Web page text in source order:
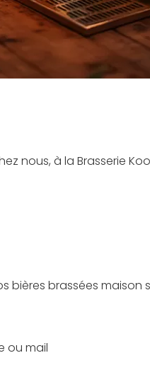
nous, à la Brasserie
bières brassées
ou mail